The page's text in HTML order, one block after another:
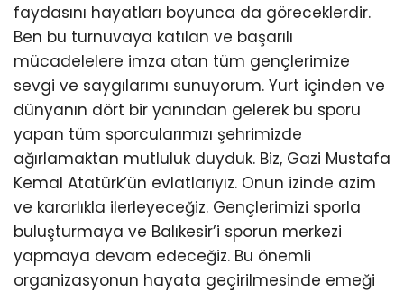
faydasını hayatları boyunca da göreceklerdir.
Ben bu turnuvaya katılan ve başarılı
mücadelelere imza atan tüm gençlerimize
sevgi ve saygılarımı sunuyorum. Yurt içinden ve
dünyanın dört bir yanından gelerek bu sporu
yapan tüm sporcularımızı şehrimizde
ağırlamaktan mutluluk duyduk. Biz, Gazi Mustafa
Kemal Atatürk’ün evlatlarıyız. Onun izinde azim
ve kararlıkla ilerleyeceğiz. Gençlerimizi sporla
buluşturmaya ve Balıkesir’i sporun merkezi
yapmaya devam edeceğiz. Bu önemli
organizasyonun hayata geçirilmesinde emeği